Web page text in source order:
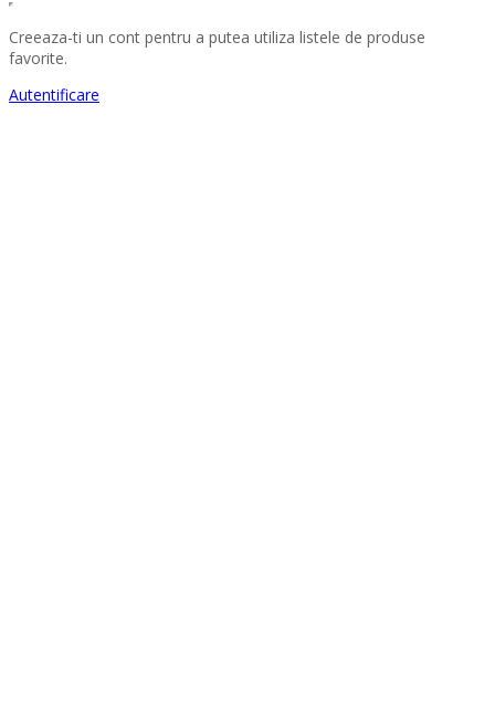
Creeaza-ti un cont pentru a putea utiliza listele de produse
favorite.
Autentificare